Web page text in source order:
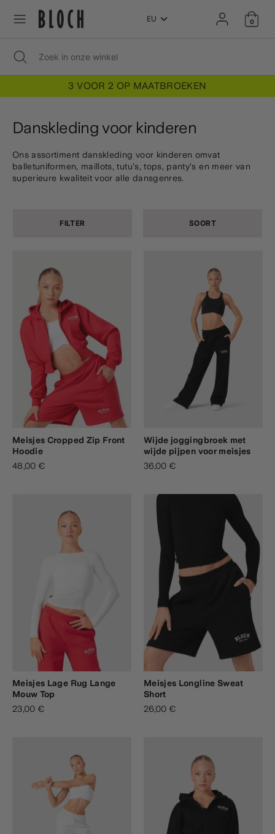
naar
naar
0
T
a
a
l
NEDERLANDS
Zoekopdracht
Zoek
Zoekopdracht
Zoekopdracht
sluiten
3 VOOR 2 OP MAATBROEKEN
Danskleding voor kinderen
Ons assortiment danskleding voor kinderen omvat
balletuniformen, maillots, tutu's, tops, panty's en meer van
superieure kwaliteit voor alle dansgenres.
FILTER SOORT
Meisjes Cropped Zip Front
Hoodie
48,00 €
Wijde joggingbroek met
wijde pijpen voor meisjes
36,00 €
Meisjes Lage Rug Lange
Mouw Top
23,00 €
Meisjes Longline Sweat
Short
26,00 €